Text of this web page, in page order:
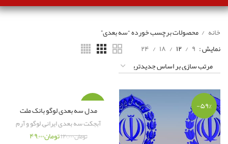
خانه
محصولات برچسب خورده “سه بعدی”
نمایش ۹ ۱۲ ۱۸ ۲۴
-۵۹% -۵۹%
مدل سه بعدی لوگو بانک ملت
آبجکت سه بعدی ایرانی,لوگو و آرم
تومان۱۲۰,۰۰۰تومان۴۹,۰۰۰